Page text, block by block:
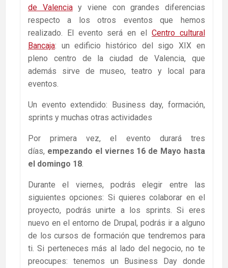
de Valenciay viene con grandes diferencias
respecto a los otros eventos que hemos
realizado. El evento será en el Centro cultural
Bancaja: un edificio histórico del sigo XIX en
pleno centro de la ciudad de Valencia, que
además sirve de museo, teatro y local para
eventos.
Un evento extendido: Business day, formación,
sprints y muchas otras actividades
Por primera vez, el evento durará tres
días, empezando el viernes 16 de Mayo hasta
el domingo 18
Durante el viernes, podrás elegir entre las
siguientes opciones: Si quieres colaborar en el
proyecto, podrás unirte a los sprints. Si eres
nuevo en el entorno de Drupal, podrás ir a alguno
de los cursos de formación que tendremos para
ti. Si perteneces más al lado del negocio, no te
preocupes: tenemos un Business Day donde